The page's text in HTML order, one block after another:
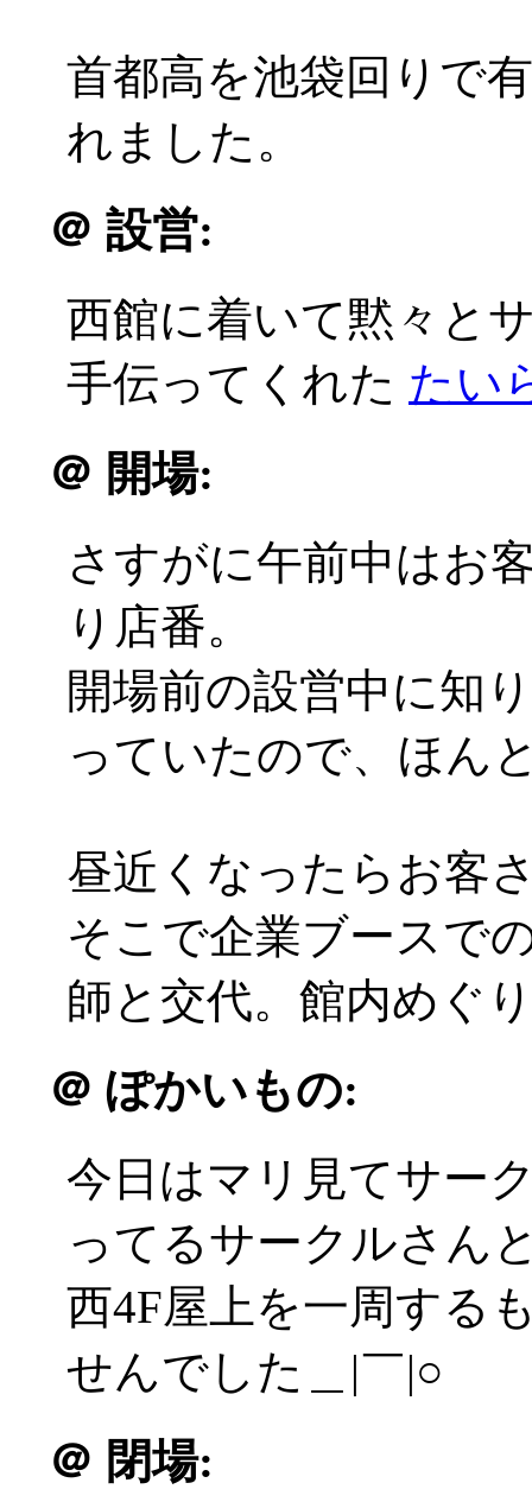
首都高を池袋回りで
れました。
＠ 設営:
西館に着いて黙々と
手伝ってくれた たい
＠ 開場:
さすがに午前中はお
り店番。
開場前の設営中に知
っていたので、ほん
昼近くなったらお客
そこで企業ブースで
師と交代。館内めぐ
＠ ぽかいもの:
今日はマリ見てサー
ってるサークルさん
西4F屋上を一周する
せんでした＿|￣|○
＠ 閉場: